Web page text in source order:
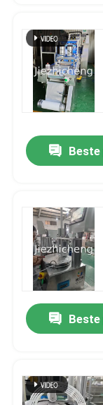
Video's
Over ons
Fabriekstocht
Neem
Vraag een
Medisch
Medische